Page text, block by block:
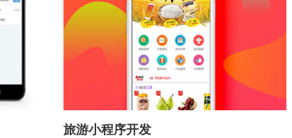
旅游小程序开发